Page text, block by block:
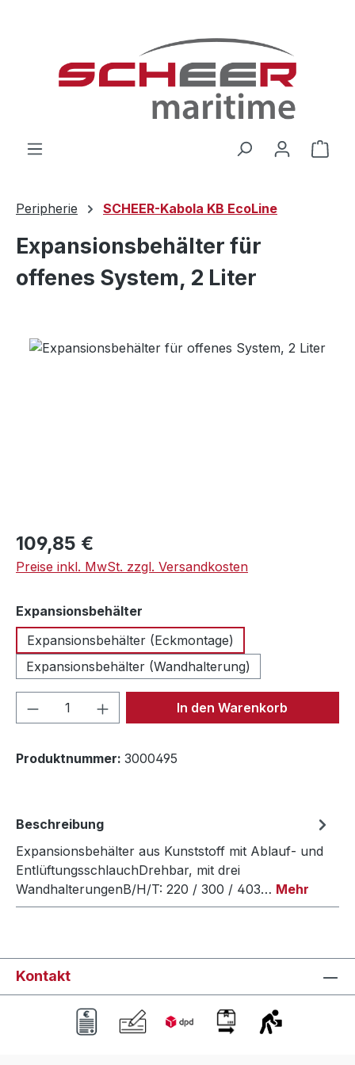
Peripherie SCHEER-Kabola KB EcoLine
Expansionsbehälter für
offenes System, 2 Liter
Bildergalerie überspringen
Regulärer Preis:
109,85 €
Preise inkl. MwSt. zzgl. Versandkosten
Expansionsbehälter
Expansionsbehälter (Eckmontage)
Expansionsbehälter (Wandhalterung)
Produkt Anzahl: Gib denIn den Warenkorb
Produktnummer: 3000495
Beschreibung
Expansionsbehälter aus Kunststoff mit Ablauf- und
EntlüftungsschlauchDrehbar, mit drei
WandhalterungenB/H/T: 220 / 300 / 403… Mehr
Kontakt